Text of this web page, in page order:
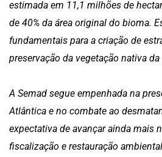
estimada em 11,1 milhões de
de 40% da área original do bioma.
fundamentais para a criação de
preservação da vegetação nativa da
A Semad segue empenhada na
Atlântica e no combate ao
expectativa de avançar ainda mais
fiscalização e restauração